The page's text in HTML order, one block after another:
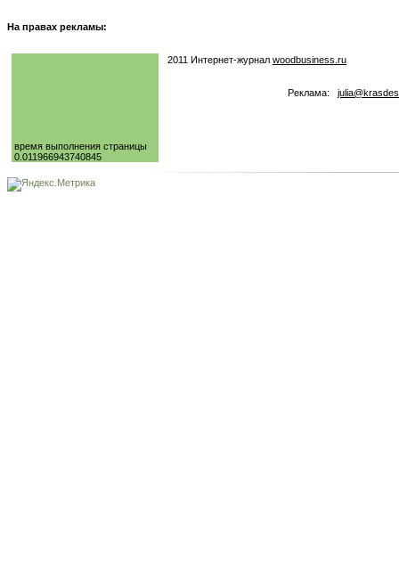
На правах рекламы:
время выполнения страницы
0.011966943740845
2011 Интернет-журнал woodbusiness.ru
Реклама: